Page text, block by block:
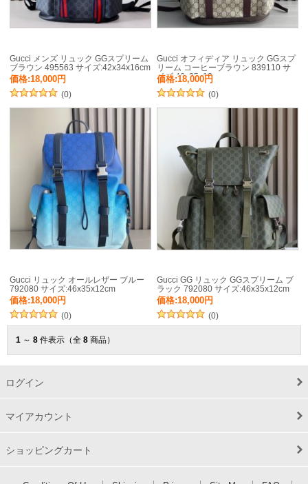
Gucci メンズ リュック GGスプリーム
ブラウン 495563 サイズ:42x34x16cm
価格:18,000円
(0)
Gucci オフィディア リュック GGスプ
リーム コーヒーブラウン 839110 サ
イズ:46x35x12cm
価格:18,000円
(0)
Gucci リュック オールレザー ブルー
792080 サイズ:46x35x12cm
価格:18,000円
(0)
Gucci GG リュック GGスプリーム ブ
ラック 792080 サイズ:46x35x12cm
価格:18,000円
(0)
1 ～ 8 件表示（全 8 商品）
ログイン
マイアカウント
ショッピングカート